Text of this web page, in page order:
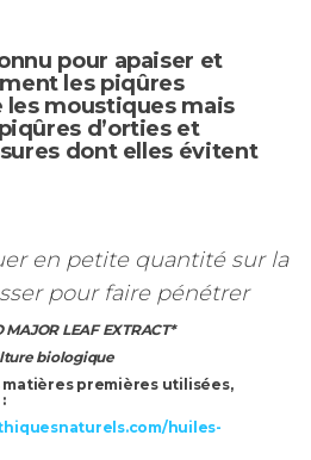
pour apaiser et
les piqûres
les moustiques mais
d’orties et
dont elles évitent
en petite quantité sur la
pour faire pénétrer
MAJOR LEAF EXTRACT*
biologique
matières premières utilisées,
huiles-